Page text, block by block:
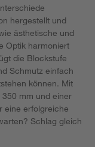
hergestellt und
ästhetische und
Optik harmoniert
die Blockstufe
Schmutz einfach
können. Mit
mm und einer
eine erfolgreiche
Schlag gleich